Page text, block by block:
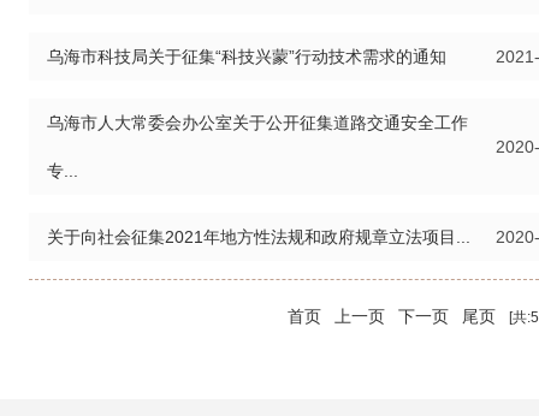
乌海市科技局关于征集“科技兴蒙”行动技术需求的通知
乌海市人大常委会办公室关于公开征集道路交通安全工作
专...
关于向社会征集2021年地方性法规和政府规章立法项目...
首页 上一页 下一页 尾页 [共